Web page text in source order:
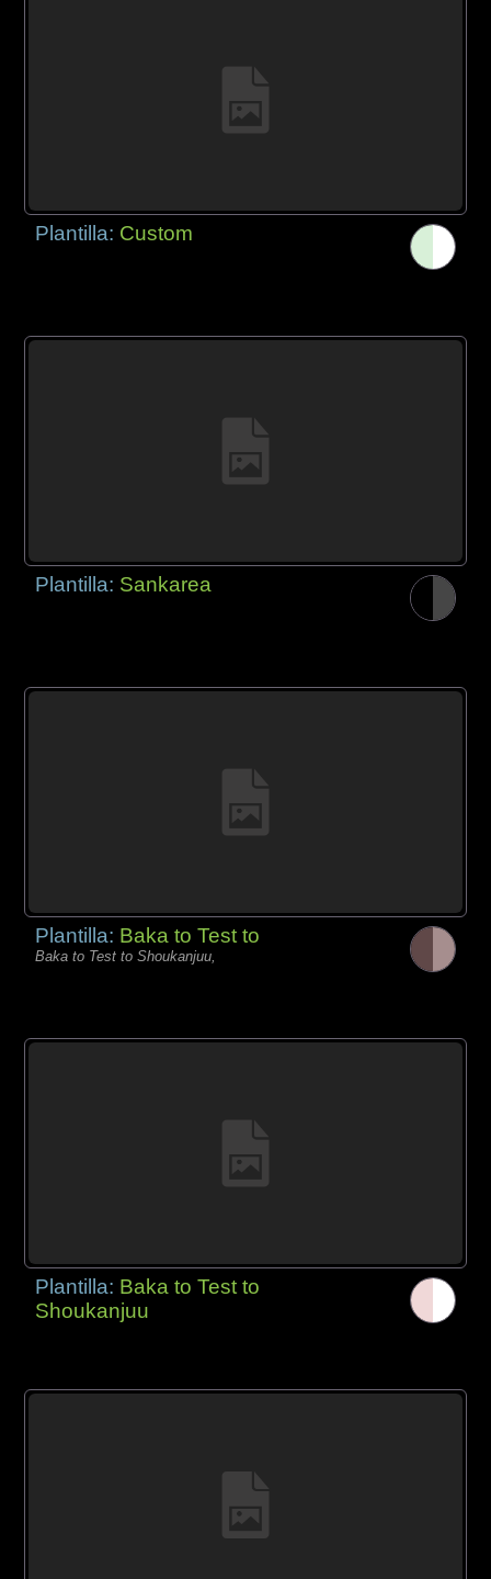
Plantilla: Custom
Plantilla: Sankarea
Plantilla: Baka to Test to
Baka to Test to Shoukanjuu,
Plantilla: Baka to Test to
Shoukanjuu